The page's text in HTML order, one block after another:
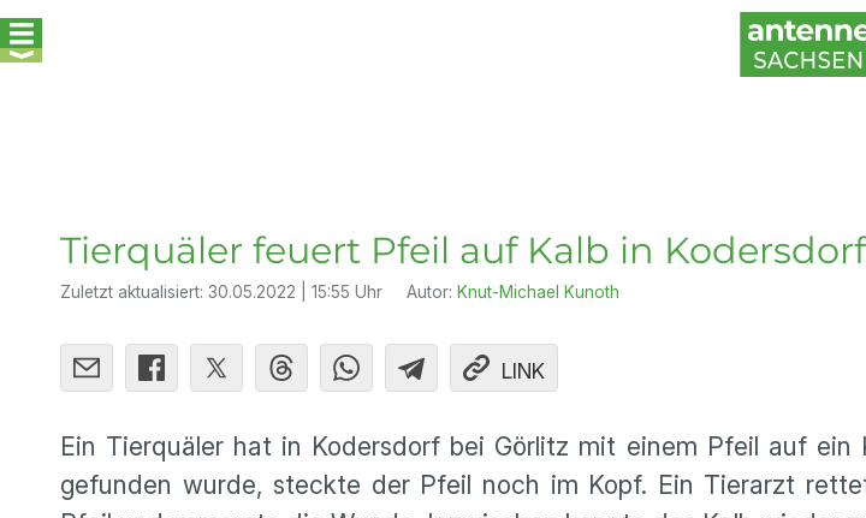
Tierquäler feuert Pfeil auf Kalb in Kodersdorf
Zuletzt aktualisiert: 30.05.2022 | 15:55 Uhr Autor: Knut-Michael Kunoth
LINK
Ein Tierquäler hat in Kodersdorf bei Görlitz mit einem Pfeil auf ein
gefunden wurde, steckte der Pfeil noch im Kopf. Ein Tierarzt